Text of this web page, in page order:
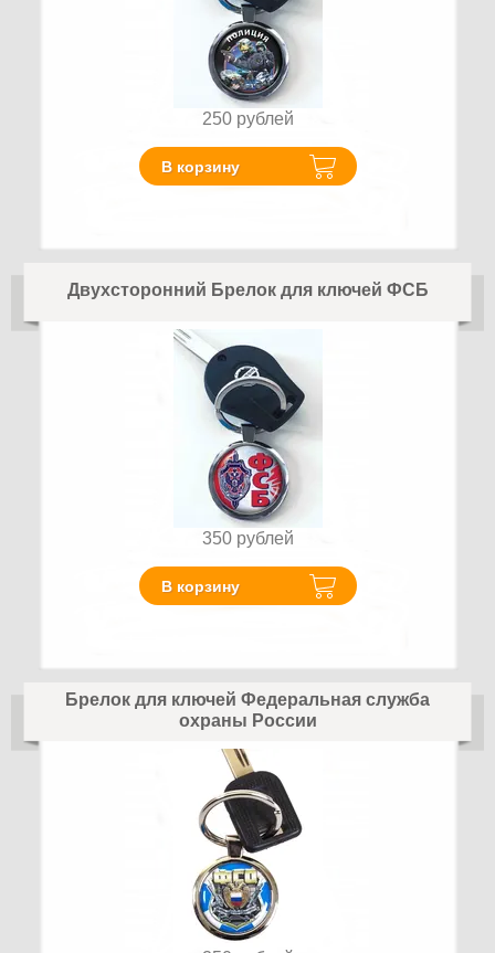
250 рублей
В корзину
Двухсторонний Брелок для ключей ФСБ
350 рублей
В корзину
Брелок для ключей Федеральная служба
охраны России